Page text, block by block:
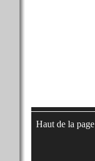
Haut de la page